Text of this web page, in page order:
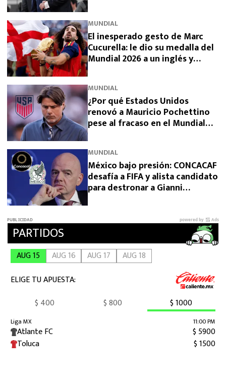
MUNDIAL
El inesperado gesto de Marc
Cucurella: le dio su medalla del
Mundial 2026 a un inglés y
MUNDIAL
¿Por qué Estados Unidos
renovó a Mauricio Pochettino
pese al fracaso en el Mundial
MUNDIAL
México bajo presión: CONCACAF
desafía a FIFA y alista candidato
para destronar a Gianni